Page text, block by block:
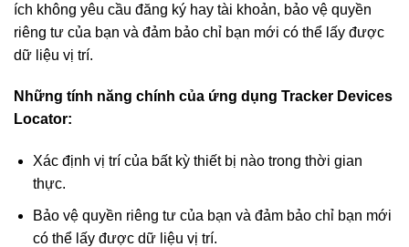
ích không yêu cầu đăng ký hay tài khoản, bảo vệ quyền
riêng tư của bạn và đảm bảo chỉ bạn mới có thể lấy được
dữ liệu vị trí.
Những tính năng chính của ứng dụng Tracker Devices
Locator:
Xác định vị trí của bất kỳ thiết bị nào trong thời gian
thực.
Bảo vệ quyền riêng tư của bạn và đảm bảo chỉ bạn mới
có thể lấy được dữ liệu vị trí.